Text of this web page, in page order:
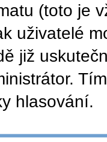
(toto je
uživatelé
již
hlasování.